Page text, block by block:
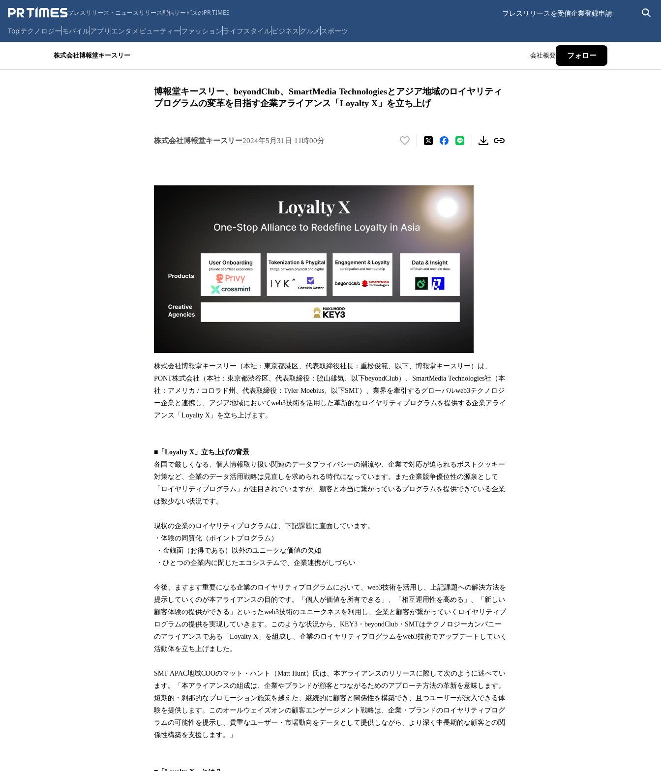
プレスリリース・ニュースリリース配信サービスのPR TIMES プレスリリースを受信企業登録申請
Topテクノロジーモバイルアプリ エンタメ ビューティーファッションライフスタイルビジネス グルメ スポーツ
株式会社博報堂キースリー 会社概要 フォロー
博報堂キースリー、beyondClub、SmartMedia Technologiesとアジア地域のロイヤリティ
プログラムの変革を目指す企業アライアンス「Loyalty X」を立ち上げ
株式会社博報堂キースリー2024年5月31日 11時00分
い
数
込
で
す
株式会社博報堂キースリー（本社：東京都港区、代表取締役社長：重松俊範、以下、博報堂キースリー）は、
PONT株式会社（本社：東京都渋谷区、代表取締役：脇山雄気、以下beyondClub）、SmartMedia Technologies社（本
社：アメリカ / コロラド州、代表取締役：Tyler Moebius、以下SMT）、業界を牽引するグローバルweb3テクノロジ
ー企業と連携し、アジア地域においてweb3技術を活用した革新的なロイヤリティプログラムを提供する企業アライ
アンス「Loyalty X」を立ち上げます。
■「Loyalty X」立ち上げの背景
各国で厳しくなる、個人情報取り扱い関連のデータプライバシーの潮流や、企業で対応が迫られるポストクッキー
対策など、企業のデータ活用戦略は見直しを求められる時代になっています。また企業競争優位性の源泉として
「ロイヤリティプログラム」が注目されていますが、顧客と本当に繋がっているプログラムを提供できている企業
は数少ない状況です。
現状の企業のロイヤリティプログラムは、下記課題に直面しています。
・体験の同質化（ポイントプログラム）
・金銭面（お得である）以外のユニークな価値の欠如
・ひとつの企業内に閉じたエコシステムで、企業連携がしづらい
今後、ますます重要になる企業のロイヤリティプログラムにおいて、web3技術を活用し、上記課題への解決方法を
提示していくのが本アライアンスの目的です。「個人が価値を所有できる」、「相互運用性を高める」、「新しい
顧客体験の提供ができる」といったweb3技術のユニークネスを利用し、企業と顧客が繋がっていくロイヤリティプ
ログラムの提供を実現していきます。このような状況から、KEY3・beyondClub・SMTはテクノロジーカンパニー
のアライアンスである「Loyalty X」を組成し、企業のロイヤリティプログラムをweb3技術でアップデートしていく
活動体を立ち上げました。
SMT APAC地域COOのマット・ハント（Matt Hunt）氏は、本アライアンスのリリースに際して次のように述べてい
ます。「本アライアンスの組成は、企業やブランドが顧客とつながるためのアプローチ方法の革新を意味します。
短期的・刹那的なプロモーション施策を越えた、継続的に顧客と関係性を構築でき、且つユーザーが没入できる体
験を提供します。このオールウェイズオンの顧客エンゲージメント戦略は、企業・ブランドのロイヤリティプログ
ラムの可能性を提示し、貴重なユーザー・市場動向をデータとして提供しながら、より深く中長期的な顧客との関
係性構築を支援します。」